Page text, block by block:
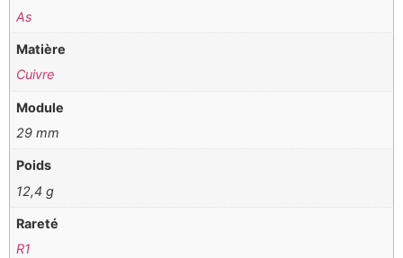
As
Matière
Cuivre
Module
29 mm
Poids
12,4 g
Rareté
R1